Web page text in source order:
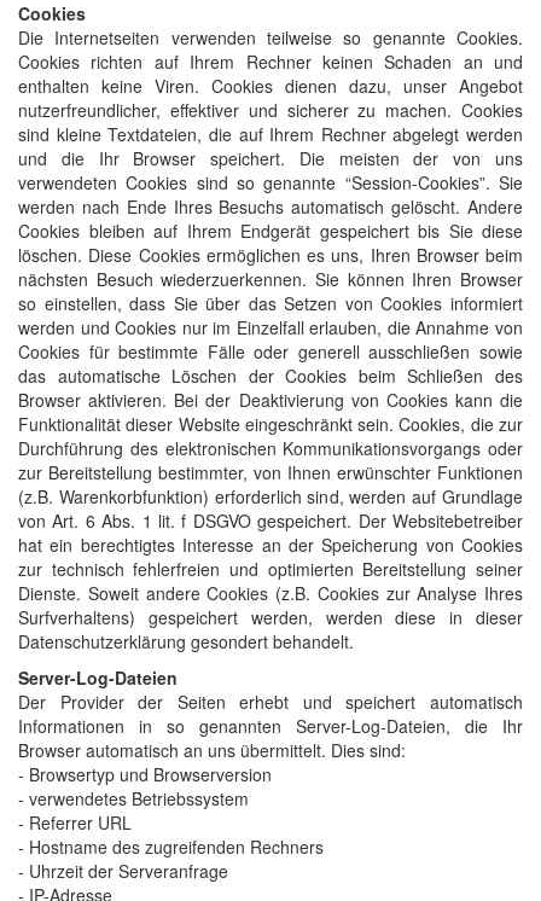
Cookies
Die Internetseiten verwenden teilweise so genannte Cookies.
Cookies richten auf Ihrem Rechner keinen Schaden an und
enthalten keine Viren. Cookies dienen dazu, unser Angebot
nutzerfreundlicher, effektiver und sicherer zu machen. Cookies
sind kleine Textdateien, die auf Ihrem Rechner abgelegt werden
und die Ihr Browser speichert. Die meisten der von uns
verwendeten Cookies sind so genannte “Session-Cookies”. Sie
werden nach Ende Ihres Besuchs automatisch gelöscht. Andere
Cookies bleiben auf Ihrem Endgerät gespeichert bis Sie diese
löschen. Diese Cookies ermöglichen es uns, Ihren Browser beim
nächsten Besuch wiederzuerkennen. Sie können Ihren Browser
so einstellen, dass Sie über das Setzen von Cookies informiert
werden und Cookies nur im Einzelfall erlauben, die Annahme von
Cookies für bestimmte Fälle oder generell ausschließen sowie
das automatische Löschen der Cookies beim Schließen des
Browser aktivieren. Bei der Deaktivierung von Cookies kann die
Funktionalität dieser Website eingeschränkt sein. Cookies, die zur
Durchführung des elektronischen Kommunikationsvorgangs oder
zur Bereitstellung bestimmter, von Ihnen erwünschter Funktionen
(z.B. Warenkorbfunktion) erforderlich sind, werden auf Grundlage
von Art. 6 Abs. 1 lit. f DSGVO gespeichert. Der Websitebetreiber
hat ein berechtigtes Interesse an der Speicherung von Cookies
zur technisch fehlerfreien und optimierten Bereitstellung seiner
Dienste. Soweit andere Cookies (z.B. Cookies zur Analyse Ihres
Surfverhaltens) gespeichert werden, werden diese in dieser
Datenschutzerklärung gesondert behandelt.
Server-Log-Dateien
Der Provider der Seiten erhebt und speichert automatisch
Informationen in so genannten Server-Log-Dateien, die Ihr
Browser automatisch an uns übermittelt. Dies sind:
- Browsertyp und Browserversion
- verwendetes Betriebssystem
- Referrer URL
- Hostname des zugreifenden Rechners
- Uhrzeit der Serveranfrage
- IP-Adresse